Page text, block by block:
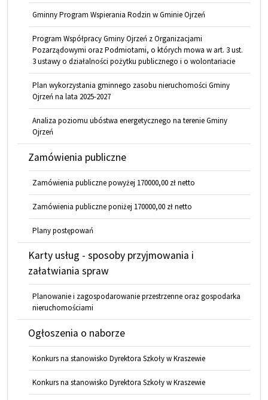
Gminny Program Wspierania Rodzin w Gminie Ojrzeń
Program Współpracy Gminy Ojrzeń z Organizacjami
Pozarządowymi oraz Podmiotami, o których mowa w art. 3 ust.
3 ustawy o działalności pożytku publicznego i o wolontariacie
Plan wykorzystania gminnego zasobu nieruchomości Gminy
Ojrzeń na lata 2025-2027
Analiza poziomu ubóstwa energetycznego na terenie Gminy
Ojrzeń
Zamówienia publiczne
Zamówienia publiczne powyżej 170000,00 zł netto
Zamówienia publiczne poniżej 170000,00 zł netto
Plany postępowań
Karty usług - sposoby przyjmowania i
załatwiania spraw
Planowanie i zagospodarowanie przestrzenne oraz gospodarka
nieruchomościami
Ogłoszenia o naborze
Konkurs na stanowisko Dyrektora Szkoły w Kraszewie
Konkurs na stanowisko Dyrektora Szkoły w Kraszewie